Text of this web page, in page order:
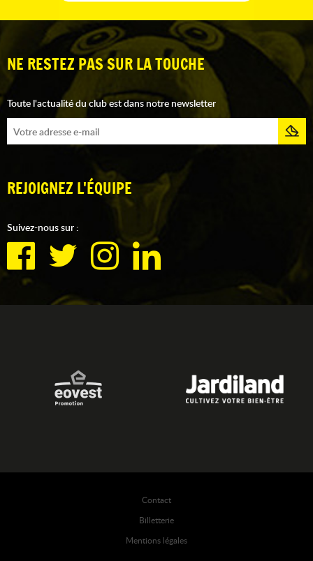
NE RESTEZ PAS SUR LA TOUCHE
Toute l'actualité du club est dans notre newsletter
REJOIGNEZ L'ÉQUIPE
Suivez-nous sur :
Contact
Billetterie
Mentions légales